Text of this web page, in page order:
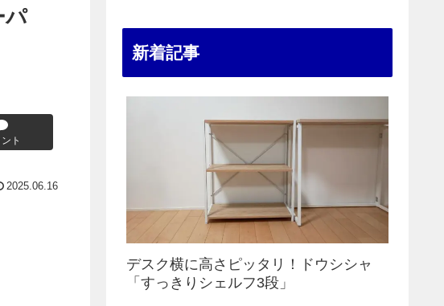
パ
ト
2025.06.16
新着記事
デスク横に高さピッタリ！ドウシシャ
「すっきりシェルフ3段」